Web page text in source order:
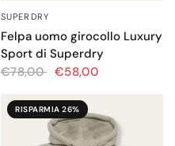
OCCHIATA VELOCE
SUPERDRY
Felpa uomo girocollo Luxury
Sport di Superdry
€78,00 €58,00
RISPARMIA 26%